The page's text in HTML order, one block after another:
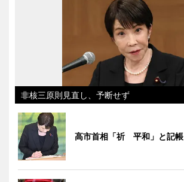
非核三原則見直し、予断せず
高市首相「祈 平和」と記帳